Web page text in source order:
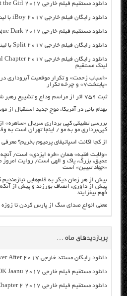
دانلود مستقیم فیلم خارجی Get the Girl 2017 از سرور سایت
دانلود رایگان فیلم خارجی iBoy 2017 با لینک مستقیم
دانلود مستقیم فیلم خارجی Justice League Dark 2017 از سرور سایت
دانلود رایگان فیلم خارجی Split 2017 با لینک مستقیم
لینک مستقیم
«اسباب زحمت» و تکرار موقعیت آبروداری
«پایتخت۷» و چرخه تکرار
ثبت ۷۵۹ اثر از مراسم وداع و تشییع رهبر شهید انقلاب
بهنام بانی در آمریکا: موج جدید استقبال
بررسی تطبیقی کپی برداری سریال «ساهره»
کپی‌برداری مو به مو / اینجا تهران است به
از کجا اکانت اسپاتیفای پرمیوم بخریم؟ معرفی ۴ فروشگاه معتبر ایرانی
«ولایت فقیه» همان «فره ایزدی» است/
عمیق، بزرگ، پاک و الهی است/ روایت امروز
«جهاد تبیین» است
بیش از هر زمان دیگر به قلم‌هایی
پیش از داوری، انصاف بورزند و پیش از آنکه
فهم بیفزایند
معنی انواع صدای سگ از پارس کردن تا
پربازدیدهای ماه …
دانلود رایگان مسنتد خارجی Britney Ever After 2017 با لینک مستقیم
دانلود مستقیم فیلم خارجی OK Jaanu 2017 از سرور سایت
دانلود مستقیم فیلم خارجی John Wick: Chapter 2 2017 از سرور سایت